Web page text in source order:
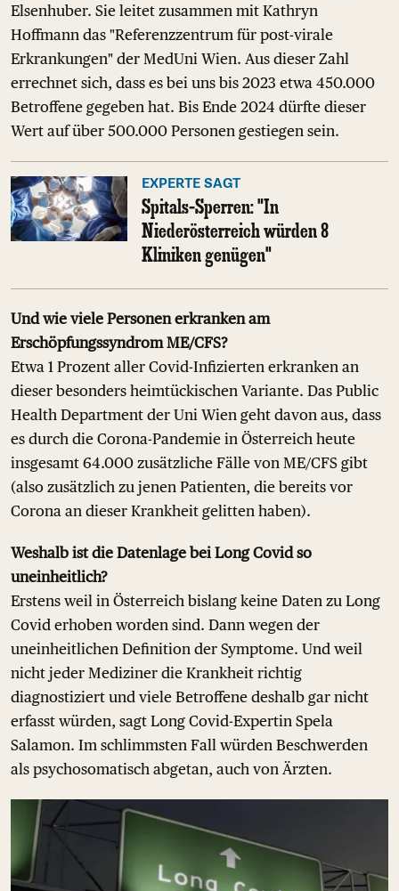
Elsenhuber. Sie leitet zusammen mit Kathryn
Hoffmann das "Referenzzentrum für post-virale
Erkrankungen" der MedUni Wien. Aus dieser Zahl
errechnet sich, dass es bei uns bis 2023 etwa 450.000
Betroffene gegeben hat. Bis Ende 2024 dürfte dieser
Wert auf über 500.000 Personen gestiegen sein.
EXPERTE SAGT
Spitals-Sperren: "In
Niederösterreich würden 8
Kliniken genügen"
Und wie viele Personen erkranken am
Erschöpfungssyndrom ME/CFS?
Etwa 1 Prozent aller Covid-Infizierten erkranken an
dieser besonders heimtückischen Variante. Das Public
Health Department der Uni Wien geht davon aus, dass
es durch die Corona-Pandemie in Österreich heute
insgesamt 64.000 zusätzliche Fälle von ME/CFS gibt
(also zusätzlich zu jenen Patienten, die bereits vor
Corona an dieser Krankheit gelitten haben).
Weshalb ist die Datenlage bei Long Covid so
uneinheitlich?
Erstens weil in Österreich bislang keine Daten zu Long
Covid erhoben worden sind. Dann wegen der
uneinheitlichen Definition der Symptome. Und weil
nicht jeder Mediziner die Krankheit richtig
diagnostiziert und viele Betroffene deshalb gar nicht
erfasst würden, sagt Long Covid-Expertin Spela
Salamon. Im schlimmsten Fall würden Beschwerden
als psychosomatisch abgetan, auch von Ärzten.